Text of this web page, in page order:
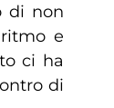
di non
e
ci ha
di